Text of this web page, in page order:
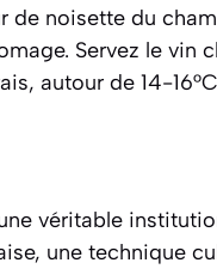
de noisette du
Servez le vin
autour de 14-
véritable
une technique